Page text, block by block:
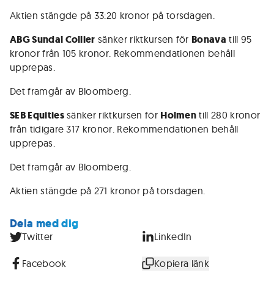
Aktien stängde på 33:20 kronor på torsdagen.
ABG Sundal Collier sänker riktkursen för Bonava till 95
kronor från 105 kronor. Rekommendationen behåll
upprepas.
Det framgår av Bloomberg.
SEB Equitiessänker riktkursen för Holmen till 280 kronor
från tidigare 317 kronor. Rekommendationen behåll
upprepas.
Det framgår av Bloomberg.
Aktien stängde på 271 kronor på torsdagen.
Dela med dig
Twitter LinkedIn
Facebook Kopiera länk